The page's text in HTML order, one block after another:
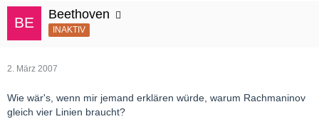
Beethoven
INAKTIV
2. März 2007
Wie wär's, wenn mir jemand erklären würde, warum Rachmaninov
gleich vier Linien braucht?